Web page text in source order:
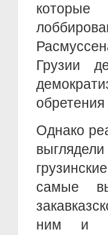
которые
Грузии
Однако
самые
ним и